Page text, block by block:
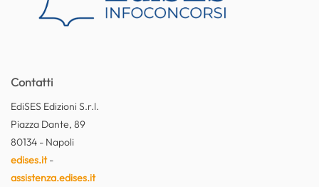
Contatti
EdiSES Edizioni S.r.l.
Piazza Dante, 89
80134 - Napoli
edises.it-
assistenza.edises.it